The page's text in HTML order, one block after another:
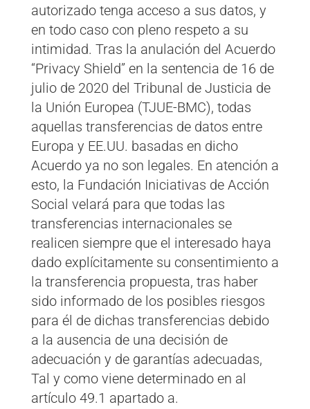
autorizado tenga acceso a sus datos, y
en todo caso con pleno respeto a su
intimidad. Tras la anulación del Acuerdo
“Privacy Shield” en la sentencia de 16 de
julio de 2020 del Tribunal de Justicia de
la Unión Europea (TJUE-BMC), todas
aquellas transferencias de datos entre
Europa y EE.UU. basadas en dicho
Acuerdo ya no son legales. En atención a
esto, la Fundación Iniciativas de Acción
Social velará para que todas las
transferencias internacionales se
realicen siempre que el interesado haya
dado explícitamente su consentimiento a
la transferencia propuesta, tras haber
sido informado de los posibles riesgos
para él de dichas transferencias debido
a la ausencia de una decisión de
adecuación y de garantías adecuadas,
Tal y como viene determinado en al
artículo 49.1 apartado a.